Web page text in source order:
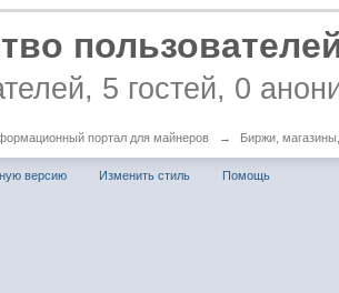
5 гостей, 0
портал для майнеров → Биржи,
версию Изменить стиль Помощь